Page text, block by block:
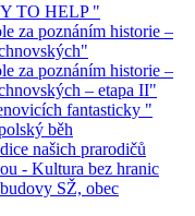
TO HELP "
za poznáním historie –
za poznáním historie –
– etapa II"
fantasticky "
běh
našich prarodičů
- Kultura bez hranic
SŽ, obec